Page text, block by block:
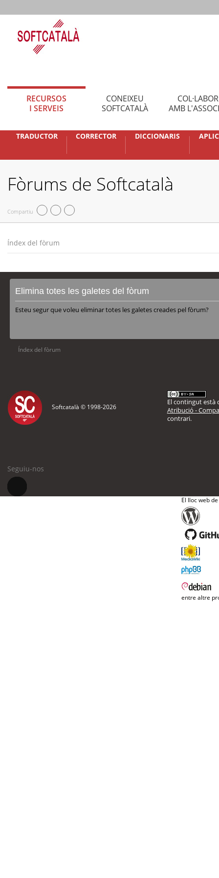
RECURSOS
I SERVEIS
CONEIXEU
SOFTCATALÀ
AMB
TRADUCTOR CORRECTOR DICCIONARIS
Fòrums de Softcatalà
Compartiu
Índex del fòrum
Elimina totes les galetes del fòrum
Esteu segur que voleu eliminar totes les galetes creades pel fòrum?
Índex del fòrum
Softcatalà © 1998-2026
El contingut està
Atribució -
contrari.
Seguiu-nos
El lloc web
entre altre